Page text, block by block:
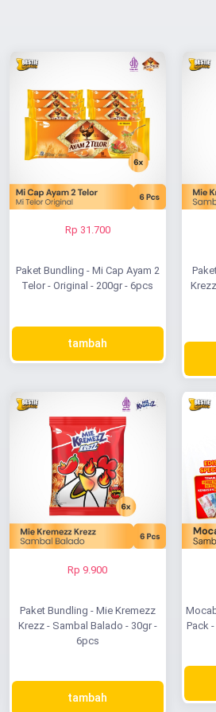
Rp 31.700
Paket Bundling - Mi Cap Ayam 2
Telor - Original - 200gr - 6pcs
tambah
Rp 9.900
Paket Bundling - Mie Kremezz
Krezz - Sambal Balado - 30gr -
6pcs
tambah
Pack